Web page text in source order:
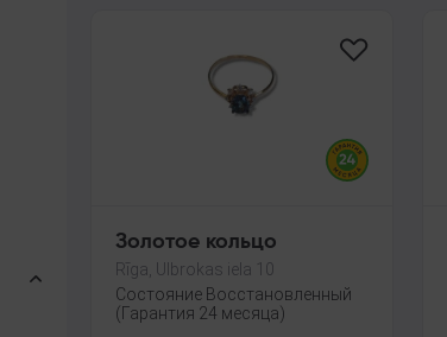
Золотое кольцо
Rīga, Ulbrokas iela 10
Состояние Восстановленный
(Гарантия 24 месяца)